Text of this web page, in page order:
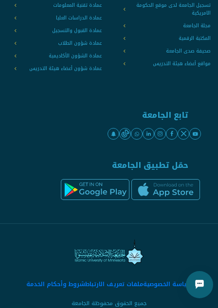
تسجيل الجامعة لدى موقع الحكومة
الامريكية
مجلة الجامعة
المكتبة الرقمية
صحيفة صدى الجامعة
مواقع أعضاء هيئة التدريس
عمادة تقنية المعلومات
عمادة الدراسات العليا
عمادة القبول والتسجيل
عمادة شؤون الطلاب
عمادة الشؤون الأكاديمية
عمادة شؤون أعضاء هيئة التدريس
تابع الجامعة
حمّل تطبيق الجامعة
سياسة الخصوصيةملفات تعريف الارتباطشروط وأحكام الخدمة
جميع الحقوق محفوظة الجامعة